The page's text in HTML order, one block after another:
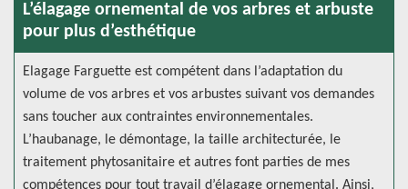
L’élagage ornemental de vos arbres et arbuste
pour plus d’esthétique
Elagage Farguette est compétent dans l’adaptation du
volume de vos arbres et vos arbustes suivant vos demandes
sans toucher aux contraintes environnementales.
L’haubanage, le démontage, la taille architecturée, le
traitement phytosanitaire et autres font parties de mes
compétences pour tout travail d’élagage ornemental. Ainsi,